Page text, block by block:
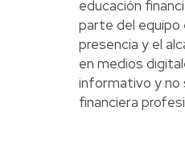
educación
parte del equipo
presencia y el
en medios
informativo y no
financiera